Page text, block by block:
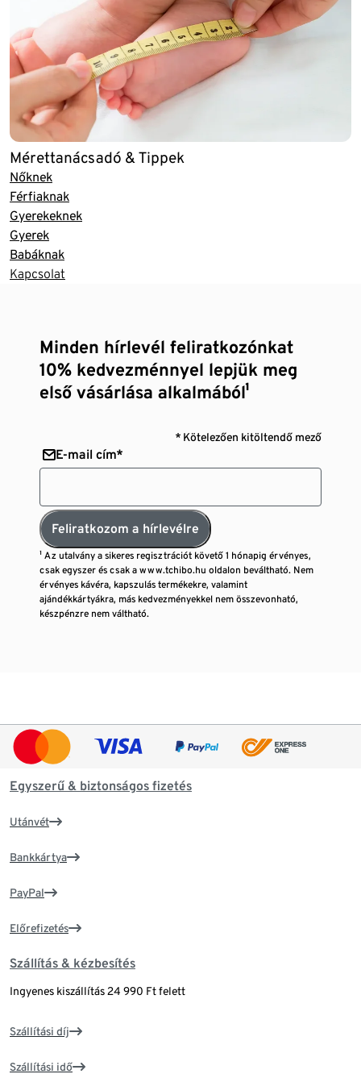
Mérettanácsadó & Tippek
Nőknek
Férfiaknak
Gyerekeknek
Gyerek
Babáknak
Kapcsolat
Minden hírlevél feliratkozónkat
10% kedvezménnyel lepjük meg
első vásárlása alkalmából¹
* Kötelezően kitöltendő mező
E-mail cím*
Feliratkozom a hírlevélre
¹ Az utalvány a sikeres regisztrációt követő 1 hónapig érvényes,
csak egyszer és csak a www.tchibo.hu oldalon beváltható. Nem
érvényes kávéra, kapszulás termékekre, valamint
ajándékkártyákra, más kedvezményekkel nem összevonható,
készpénzre nem váltható.
Egyszerű & biztonságos fizetés
Utánvét
Bankkártya
PayPal
Előrefizetés
Szállítás & kézbesítés
Ingyenes kiszállítás 24 990 Ft felett
Szállítási díj
Szállítási idő